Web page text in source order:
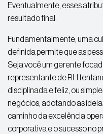
Eventualmente, esses
resultado final.
Fundamentalmente, uma
definida permite que as
Seja você um gerente
representante de RH
disciplinada e feliz, ou
negócios, adotando as
caminho da excelência
corporativa e o sucesso no